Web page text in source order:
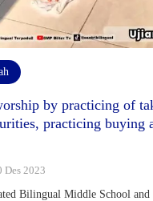
by practicing of
practicing buying
2023
Bilingual Middle School